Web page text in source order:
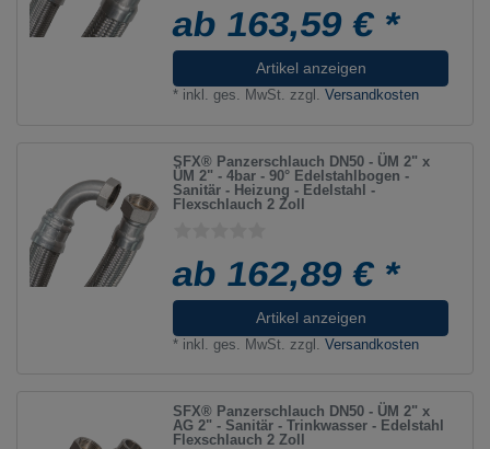
ab 163,59 € *
Artikel anzeigen
* inkl. ges. MwSt. zzgl.Versandkosten
SFX® Panzerschlauch DN50 - ÜM 2" x
ÜM 2" - 4bar - 90° Edelstahlbogen -
Sanitär - Heizung - Edelstahl -
Flexschlauch 2 Zoll
ab 162,89 € *
Artikel anzeigen
* inkl. ges. MwSt. zzgl.Versandkosten
SFX® Panzerschlauch DN50 - ÜM 2" x
AG 2" - Sanitär - Trinkwasser - Edelstahl
Flexschlauch 2 Zoll